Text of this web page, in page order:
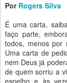
Por Rogers Silva
.
É uma carta,
faço parte,
todos, menos por
Uma carta de
nem Deus já
de quem sorriu a
espelho e às